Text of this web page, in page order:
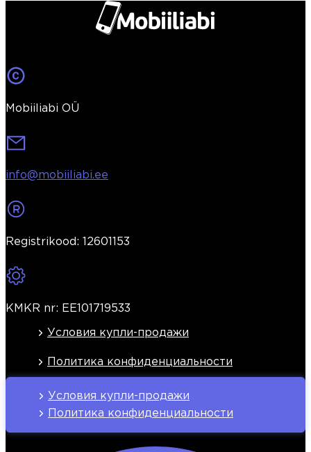
Mobiiliabi OÜ
info@mobiiliabi.ee
Registrikood: 12601153
KMKR nr: EE101719533
Условия купли-продажи
Политика конфиденциальности
Условия купли-продажи
Политика конфиденциальности